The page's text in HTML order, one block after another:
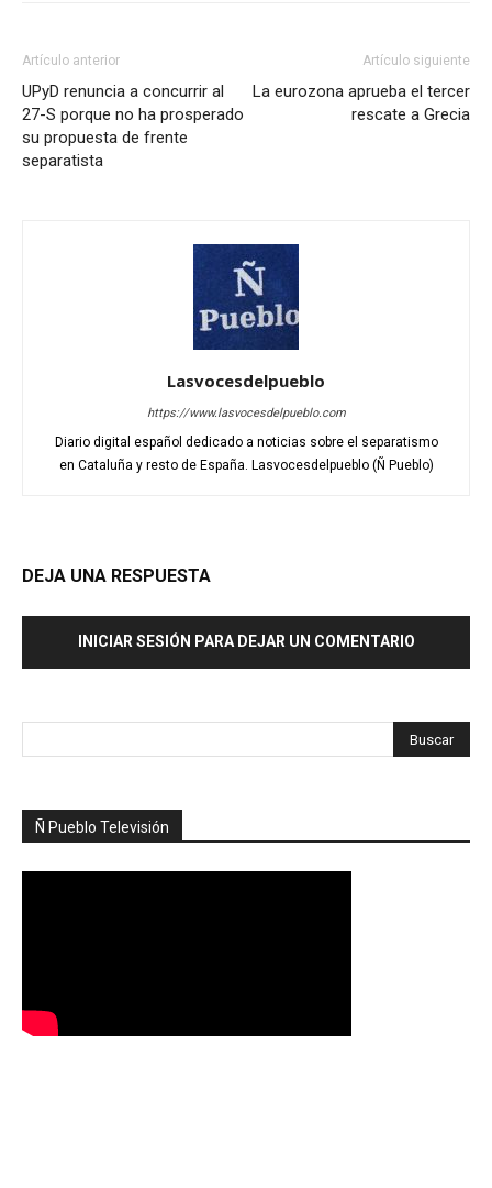
Artículo anterior
UPyD renuncia a concurrir al
27-S porque no ha prosperado
su propuesta de frente
separatista
Artículo siguiente
La eurozona aprueba el tercer
rescate a Grecia
Lasvocesdelpueblo
https://www.lasvocesdelpueblo.com
Diario digital español dedicado a noticias sobre el separatismo
en Cataluña y resto de España. Lasvocesdelpueblo (Ñ Pueblo)
DEJA UNA RESPUESTA
INICIAR SESIÓN PARA DEJAR UN COMENTARIO
Ñ Pueblo Televisión